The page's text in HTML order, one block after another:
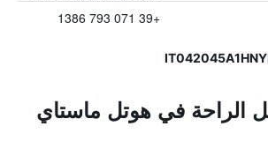
+39 071 793 1386
الراحة في هوتل ماستاي